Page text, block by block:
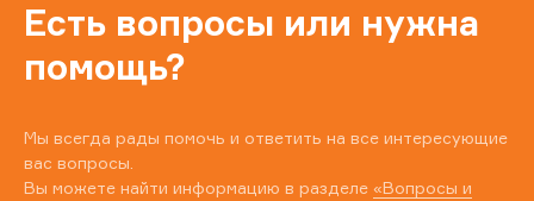
Есть вопросы или нужна
помощь?
Мы всегда рады помочь и ответить на все интересующие
вас вопросы.
Вы можете найти информацию в разделе «Вопросы и